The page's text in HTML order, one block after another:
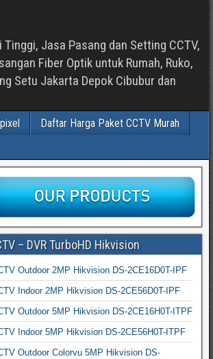
Jasa Pasang dan Setting CCTV,
Fiber Optik untuk Rumah, Ruko,
Setu Jakarta Depok Cibubur dan
Daftar Harga Paket CCTV Murah
– DVR TurboHD Hikvision
Outdoor 2MP Hikvision DS-2CE16D0T-IPF
Indoor 2MP Hikvision DS-2CE56D0T-IPF
Outdoor 5MP Hikvision DS-2CE16H0T-ITPF
Indoor 5MP Hikvision DS-2CE56H0T-ITPF
Outdoor Colorvu 5MP Hikvision DS-